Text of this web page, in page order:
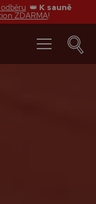
👑 K sauně
ZDARMA!